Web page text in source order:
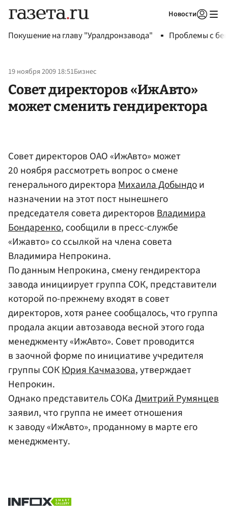
Новости
Покушение на главу "Уралдронзавода" Проблемы с
19 ноября 2009 18:51Бизнес
Совет директоров «ИжАвто»
может сменить гендиректора
Совет директоров ОАО «ИжАвто» может
20 ноября рассмотреть вопрос о смене
генерального директораМихаила Добындои
назначении на этот пост нынешнего
председателя совета директоровВладимира
Бондаренко, сообщили в пресс-службе
«Ижавто» со ссылкой на члена совета
Владимира Непрокина.
По данным Непрокина, смену гендиректора
завода инициирует группа СОК, представители
которой по-прежнему входят в совет
директоров, хотя ранее сообщалось, что группа
продала акции автозавода весной этого года
менеджменту «ИжАвто». Совет проводится
в заочной форме по инициативе учредителя
группы СОКЮрия Качмазова, утверждает
Непрокин.
Однако представитель СОКаДмитрий Румянцев
заявил, что группа не имеет отношения
к заводу «ИжАвто», проданному в марте его
менеджменту.